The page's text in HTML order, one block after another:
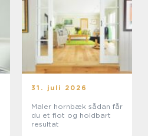
31. juli 2026
Maler hornbæk sådan får
du et flot og holdbart
resultat